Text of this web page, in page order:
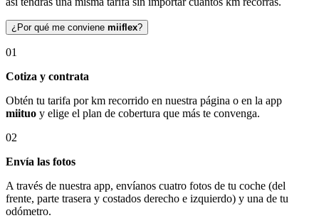
¿Por qué me conviene miiflex?
01
Cotiza y contrata
Obtén tu tarifa por km recorrido en nuestra página o en la app
miituo y elige el plan de cobertura que más te convenga.
02
Envía las fotos
A través de nuestra app, envíanos cuatro fotos de tu coche (del
frente, parte trasera y costados derecho e izquierdo) y una de tu
odómetro.